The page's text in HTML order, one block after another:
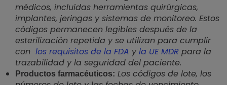
médicos, incluidas herramientas quirúrgicas,
implantes, jeringas y sistemas de monitoreo. Estos
códigos permanecen legibles después de la
esterilización repetida y se utilizan para cumplir
con los requisitos de la FDA y la UE MDR para la
trazabilidad y la seguridad del paciente.
Productos farmacéuticos: Los códigos de lote, los